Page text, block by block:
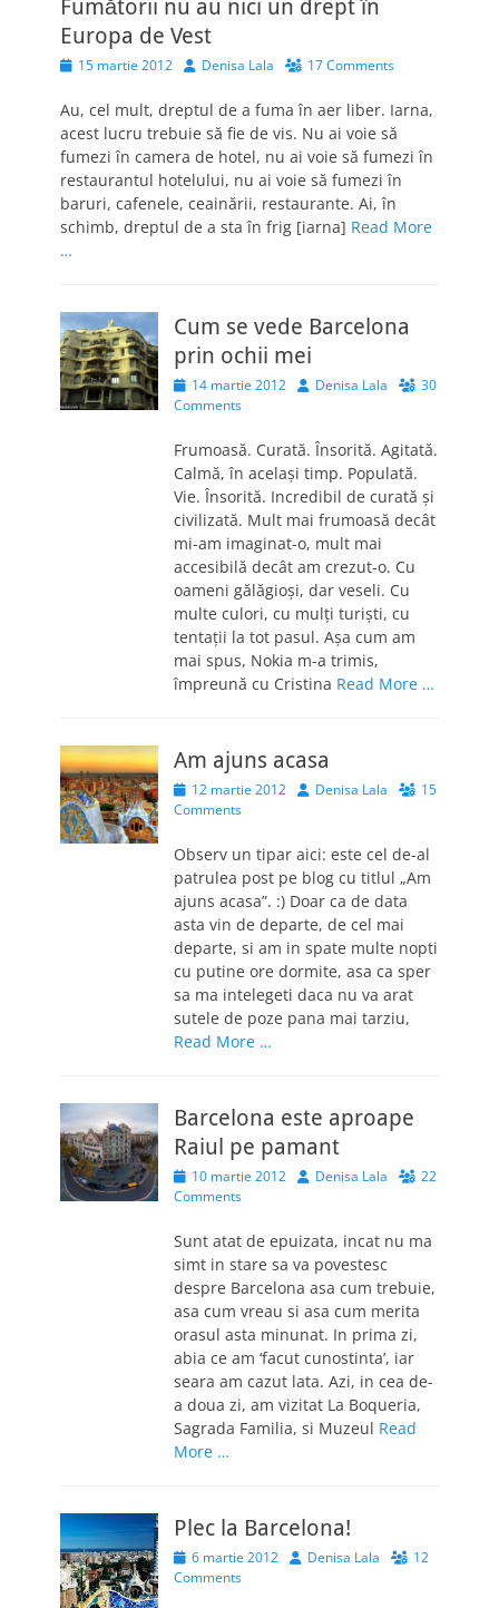
Fumătorii nu au nici un drept în
Europa de Vest
Posted15 martie 2012 AuthorDenisa Lala 17 Comments
Au, cel mult, dreptul de a fuma în aer liber. Iarna,
acest lucru trebuie să fie de vis. Nu ai voie să
fumezi în camera de hotel, nu ai voie să fumezi în
restaurantul hotelului, nu ai voie să fumezi în
baruri, cafenele, ceainării, restaurante. Ai, în
schimb, dreptul de a sta în frig [iarna] Read More
…
Cum se vede Barcelona
prin ochii mei
Posted
on
14 martie 2012 AuthorDenisa Lala
30
Comments
Frumoasă. Curată. Însorită. Agitată.
Calmă, în acelaşi timp. Populată.
Vie. Însorită. Incredibil de curată şi
civilizată. Mult mai frumoasă decât
mi-am imaginat-o, mult mai
accesibilă decât am crezut-o. Cu
oameni gălăgioşi, dar veseli. Cu
multe culori, cu mulţi turişti, cu
tentaţii la tot pasul. Aşa cum am
mai spus, Nokia m-a trimis,
împreună cu Cristina Read More …
Am ajuns acasa
Posted
on
12 martie 2012 AuthorDenisa Lala
15
Comments
Observ un tipar aici: este cel de-al
patrulea post pe blog cu titlul „Am
ajuns acasa”. :) Doar ca de data
asta vin de departe, de cel mai
departe, si am in spate multe nopti
cu putine ore dormite, asa ca sper
sa ma intelegeti daca nu va arat
sutele de poze pana mai tarziu,
Read More …
Barcelona este aproape
Raiul pe pamant
Posted
on
10 martie 2012 AuthorDenisa Lala
22
Comments
Sunt atat de epuizata, incat nu ma
simt in stare sa va povestesc
despre Barcelona asa cum trebuie,
asa cum vreau si asa cum merita
orasul asta minunat. In prima zi,
abia ce am ‘facut cunostinta’, iar
seara am cazut lata. Azi, in cea de-
a doua zi, am vizitat La Boqueria,
Sagrada Familia, si Muzeul Read
More …
Plec la Barcelona!
Posted
on
6 martie 2012 AuthorDenisa Lala
12
Comments